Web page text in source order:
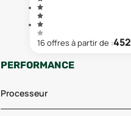
16offresà partir de :452
PERFORMANCE
Processeur